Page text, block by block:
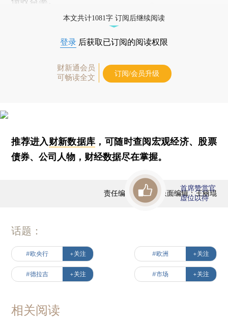
本文共计1081字 订阅后继续阅读
登录 后获取已订阅的阅读权限
财新通会员
可畅读全文
订阅/会员升级
推荐进入财新数据库 ，可随时查阅宏观经济、股票
债券、公司人物，财经数据尽在掌握。
责任编辑：蒋飞 | 版面编辑：王丽琨
首席赞赏官
虚位以待
话题：
#欧央行 +关注 #欧洲 +关注
#德拉吉 +关注 #市场 +关注
相关阅读